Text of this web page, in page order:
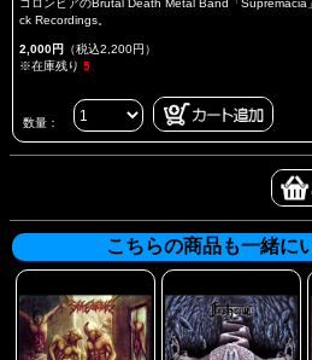
コロンビアのBrutal Death Metal Band「
ck Recordings。
2,000円 （税込2,200円）
※在庫残り 5
数量：
こちらの商品も一緒に